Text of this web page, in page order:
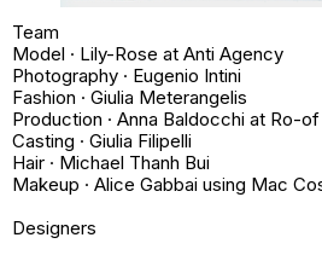
Team
Model · Lily-Rose at Anti Agency
Photography · Eugenio Intini
Fashion · Giulia Meterangelis
Production · Anna Baldocchi at Ro-of
Casting · Giulia Filipelli
Hair · Michael Thanh Bui
Makeup · Alice Gabbai using Mac
Designers